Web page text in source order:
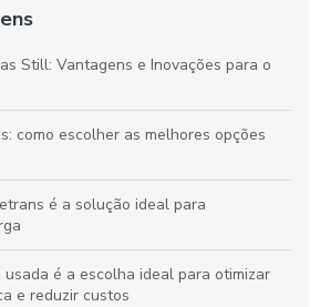
Still: Vantagens e Inovações para o
como escolher as melhores opções
é a solução ideal para
é a escolha ideal para otimizar
e reduzir custos